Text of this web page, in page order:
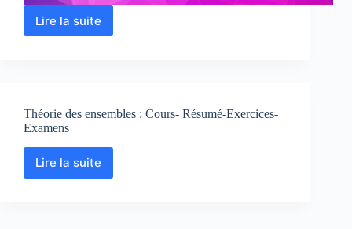
Lire la suiteDénombrement
Théorie des ensembles : Cours- Résumé-Exercices-
Examens
Lire la suite
Théorie